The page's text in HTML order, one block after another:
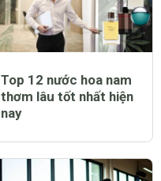
Top 12 nước hoa nam
thơm lâu tốt nhất hiện
nay